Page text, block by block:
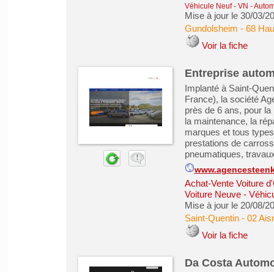
Véhicule Neuf - VN -
Mise à jour le 30/03/
Gundolsheim - 68
Voir la fiche
Entreprise
Implanté à Saint-
France), la société
près de 6 ans, pour
la maintenance, la
marques et tous
prestations de
pneumatiques,
Achat-Vente Voiture
Voiture Neuve -
Mise à jour le 20/08/
Saint-Quentin- 02
Voir la fiche
Da Costa